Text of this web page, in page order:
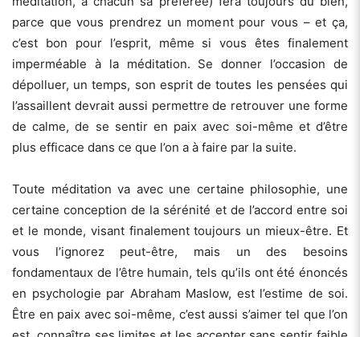
parce que vous prendrez un moment pour vous – et ça,
c’est bon pour l’esprit, même si vous êtes finalement
imperméable à la méditation. Se donner l’occasion de
dépolluer, un temps, son esprit de toutes les pensées qui
l’assaillent devrait aussi permettre de retrouver une forme
de calme, de se sentir en paix avec soi-même et d’être
plus efficace dans ce que l’on a à faire par la suite.
Toute méditation va avec une certaine philosophie, une
certaine conception de la sérénité et de l’accord entre soi
et le monde, visant finalement toujours un mieux-être. Et
vous l’ignorez peut-être, mais un des besoins
fondamentaux de l’être humain, tels qu’ils ont été énoncés
en psychologie par Abraham Maslow, est l’estime de soi.
Être en paix avec soi-même, c’est aussi s’aimer tel que l’on